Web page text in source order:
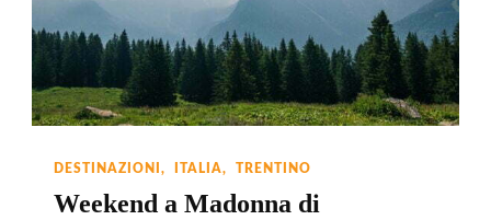
DESTINAZIONI ITALIA TRENTINO
Weekend a Madonna di